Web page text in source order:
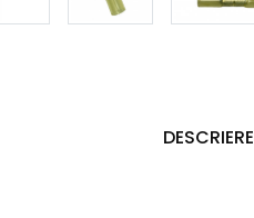
DESCRIERE